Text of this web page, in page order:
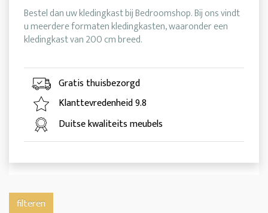
Bestel dan uw kledingkast bij Bedroomshop. Bij ons vindt
u meerdere formaten kledingkasten, waaronder een
kledingkast van 200 cm breed.
Gratis thuisbezorgd
Klanttevredenheid 9.8
Duitse kwaliteits meubels
filteren